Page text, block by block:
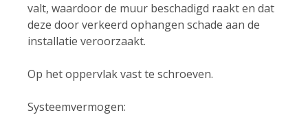
valt, waardoor de muur beschadigd raakt en dat
deze door verkeerd ophangen schade aan de
installatie veroorzaakt.
Op het oppervlak vast te schroeven.
Systeemvermogen: